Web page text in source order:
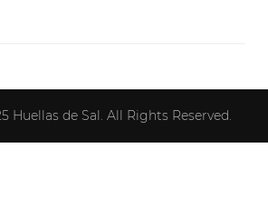
Huellas de Sal. All Rights Reserved.